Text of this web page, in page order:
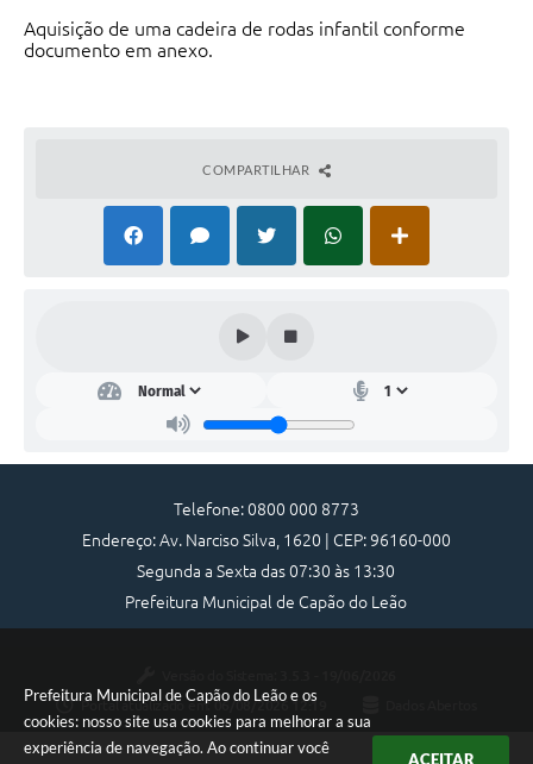
Prefeitura Municipal de Capão do Leão e os
cookies: nosso site usa cookies para melhorar a sua
experiência de navegação. Ao continuar você
ACEITAR
Diário Oficial
Aquisição de uma cadeira de rodas infantil conforme
documento em anexo.
COMPARTILHAR
Telefone: 0800 000 8773
Endereço: Av. Narciso Silva, 1620 | CEP: 96160-000
Segunda a Sexta das 07:30 às 13:30
Prefeitura Municipal de Capão do Leão
Portal atualizado em:06/08/2026 12:19